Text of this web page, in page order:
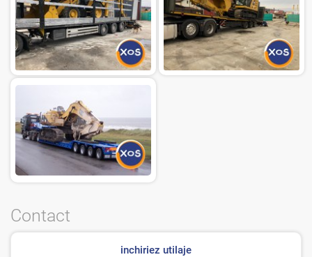
Contact
inchiriez utilaje